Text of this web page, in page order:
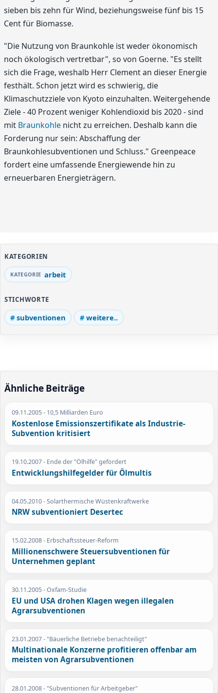
sieben bis zehn für Wind, beziehungsweise fünf bis 15
Cent für Biomasse.
"Die Nutzung von Braunkohle ist weder ökonomisch
noch ökologisch vertretbar", so von Goerne. "Es stellt
sich die Frage, weshalb Herr Clement an dieser Energie
festhält. Schon jetzt wird es schwierig, die
Klimaschutzziele von Kyoto einzuhalten. Weitergehende
Ziele - 40 Prozent weniger Kohlendioxid bis 2020 - sind
mit Braunkohle nicht zu erreichen. Deshalb kann die
Forderung nur sein: Abschaffung der
Braunkohlesubventionen und Schluss." Greenpeace
fordert eine umfassende Energiewende hin zu
erneuerbaren Energieträgern.
KATEGORIEN
arbeit
STICHWORTE
subventionen weitere..
Ähnliche Beiträge
09.11.2005- 10,5 Milliarden Euro
Kostenlose Emissionszertifikate als Industrie-
Subvention kritisiert
19.10.2007- Ende der "Ölhilfe" gefordert
Entwicklungshilfegelder für Ölmultis
04.05.2010- Solarthermische Wüstenkraftwerke
NRW subventioniert Desertec
15.02.2008- Erbschaftssteuer-Reform
Millionenschwere Steuersubventionen für
Unternehmen geplant
30.11.2005- Oxfam-Studie
EU und USA drohen Klagen wegen illegalen
Agrarsubventionen
23.01.2007- "Bäuerliche Betriebe benachteiligt"
Multinationale Konzerne profitieren offenbar am
meisten von Agrarsubventionen
28.01.2008- "Subventionen für Arbeitgeber"